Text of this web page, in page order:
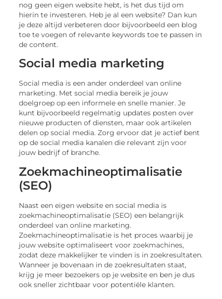
nog geen eigen website hebt, is het dus tijd om
hierin te investeren. Heb je al een website? Dan kun
je deze altijd verbeteren door bijvoorbeeld een blog
toe te voegen of relevante keywords toe te passen in
de content.
Social media marketing
Social media is een ander onderdeel van online
marketing. Met social media bereik je jouw
doelgroep op een informele en snelle manier. Je
kunt bijvoorbeeld regelmatig updates posten over
nieuwe producten of diensten, maar ook artikelen
delen op social media. Zorg ervoor dat je actief bent
op de social media kanalen die relevant zijn voor
jouw bedrijf of branche.
Zoekmachineoptimalisatie
(SEO)
Naast een eigen website en social media is
zoekmachineoptimalisatie (SEO) een belangrijk
onderdeel van online marketing.
Zoekmachineoptimalisatie is het proces waarbij je
jouw website optimaliseert voor zoekmachines,
zodat deze makkelijker te vinden is in zoekresultaten.
Wanneer je bovenaan in de zoekresultaten staat,
krijg je meer bezoekers op je website en ben je dus
ook sneller zichtbaar voor potentiële klanten.